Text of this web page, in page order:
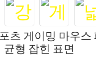
츠 게이밍 마우스
형 잡힌 표면